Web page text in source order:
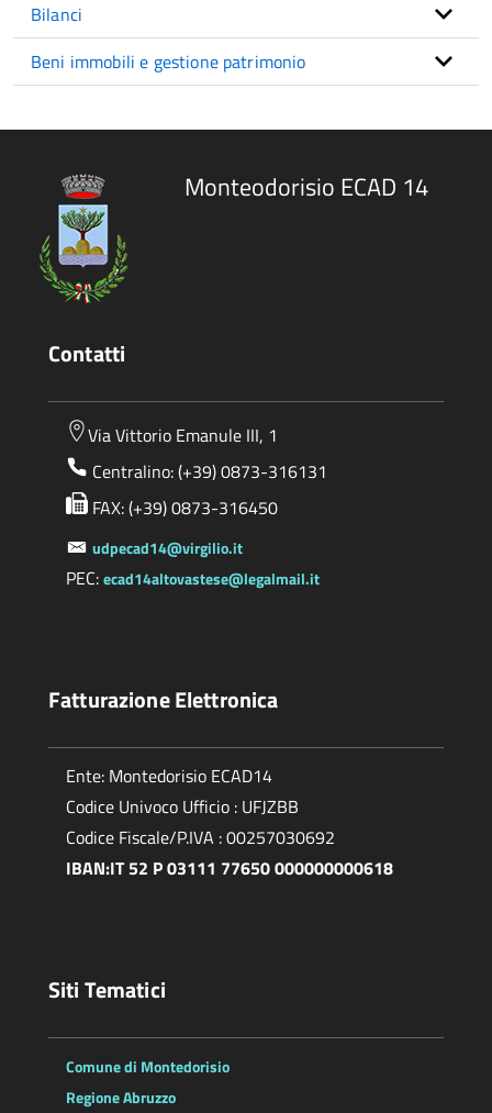
Bilanci
Beni immobili e gestione patrimonio
Monteodorisio ECAD 14
Contatti
Via Vittorio Emanule III, 1
Centralino: (+39) 0873-316131
FAX: (+39) 0873-316450
udpecad14@virgilio.it
PEC:ecad14altovastese@legalmail.it
Fatturazione Elettronica
Ente: Montedorisio ECAD14
Codice Univoco Ufficio : UFJZBB
Codice Fiscale/P.IVA : 00257030692
IBAN:IT 52 P 03111 77650 000000000618
Siti Tematici
Comune di Montedorisio
Regione Abruzzo